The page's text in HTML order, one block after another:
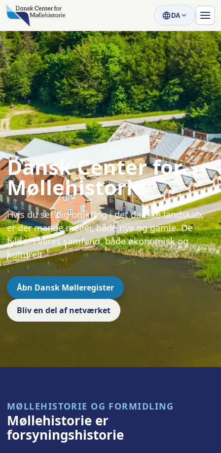
DA
Dansk Center for
Møllehistorie
Hvis du ser dig omkring i det danske landskab,
er der mange møller, både nye og gamle. De
fylder i vores samfund, både økonomisk og
kulturelt.
Åbn Dansk Mølleregister
Bliv en del af netværket
MØLLEHISTORIE OG FORMIDLING
Møllehistorie er
forsyningshistorie